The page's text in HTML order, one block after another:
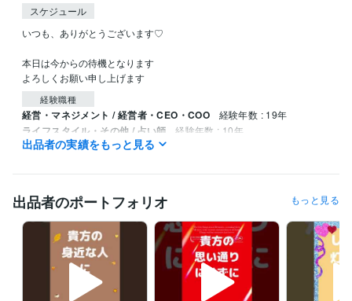
スケジュール
いつも、ありがとうございます♡
本日は今からの待機となります
よろしくお願い申し上げます
経験職種
経営・マネジメント / 経営者・CEO・COO 経験年数 : 19年
ライフスタイル・その他 / 占い師 経験年数 : 10年
ライフスタイル・その他 / イベント司会
ライフスタイル・その他 / アドバイザー 経験年数 : 20年
職歴
鈴木ライブリサーチ 2020年2月 ~ 現在
受賞歴
人生が変わる！開運風水講座 人生が変わる！ライフコーチ講座
開運
アドバイザーとしてワークショップ
九星気学初級講座　講師デビュ
出品者の実績をもっと見る
出品者のポートフォリオ もっと見る